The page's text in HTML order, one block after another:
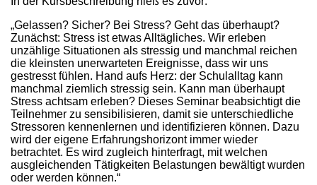
„Gelassen? Sicher? Bei Stress? Geht das überhaupt?
Zunächst: Stress ist etwas Alltägliches. Wir erleben
unzählige Situationen als stressig und manchmal reichen
die kleinsten unerwarteten Ereignisse, dass wir uns
gestresst fühlen. Hand aufs Herz: der Schulalltag kann
manchmal ziemlich stressig sein. Kann man überhaupt
Stress achtsam erleben? Dieses Seminar beabsichtigt die
Teilnehmer zu sensibilisieren, damit sie unterschiedliche
Stressoren kennenlernen und identifizieren können. Dazu
wird der eigene Erfahrungshorizont immer wieder
betrachtet. Es wird zugleich hinterfragt, mit welchen
ausgleichenden Tätigkeiten Belastungen bewältigt wurden
oder werden können.“